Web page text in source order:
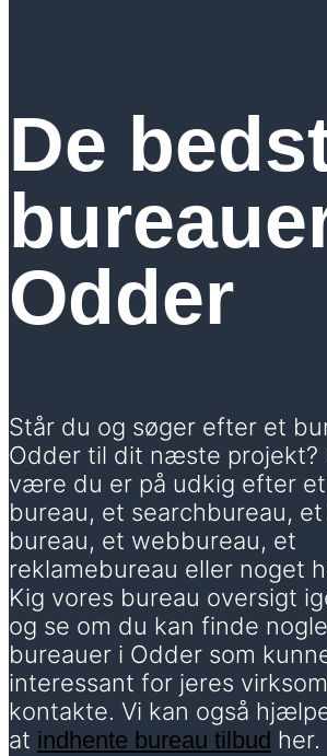
De
Odder
Står du og søger efter et
Odder til dit næste projekt?
være du er på udkig efter
bureau, et searchbureau, et
bureau, et webbureau, et
reklamebureau eller noget
Kig vores bureau oversigt
og se om du kan finde nogle
bureauer i Odder som
interessant for jeres
kontakte. Vi kan også
at indhente bureau tilbud her.